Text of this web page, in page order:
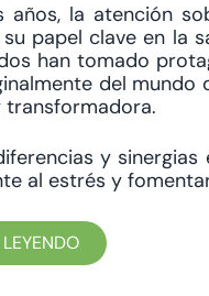
años, la atención
papel clave en la
han tomado
del mundo
transformadora.
y
al estrés y